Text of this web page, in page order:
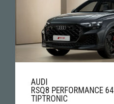
AUDI
RSQ8 PERFORMANCE
TIPTRONIC